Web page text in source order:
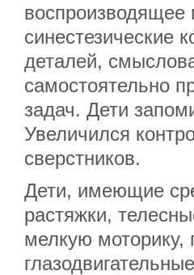
воспроизводящее
синестезические
деталей,
самостоятельно
задач. Дети
Увеличился
сверстников.
Дети, имеющие
растяжки,
мелкую моторику,